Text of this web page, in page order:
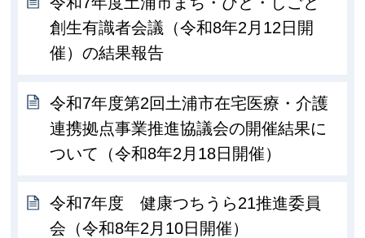
創生有識者会議（令和8年2月12日開
催）の結果報告
令和7年度第2回土浦市在宅医療・介護
連携拠点事業推進協議会の開催結果に
ついて（令和8年2月18日開催）
令和7年度 健康つちうら21推進委員
会（令和8年2月10日開催）